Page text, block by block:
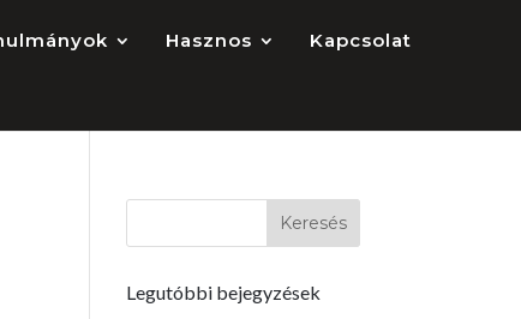
Hasznos Kapcsolat
Legutóbbi bejegyzések